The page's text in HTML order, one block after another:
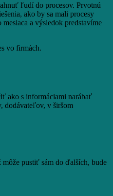
ľudí do procesov. Prvotnú
ako by sa mali procesy
a výsledok predstavíme
vo firmách.
ako s informáciami narábať
dodávateľov, v širšom
pustiť sám do ďalších, bude